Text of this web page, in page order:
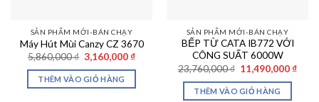
SẢN PHẨM MỚI-BÁN CHẠY
Máy Hút Mùi Canzy CZ 3670
5,860,000₫ Giá
gốc
là:
5,860,000 ₫.
3,160,000 ₫Giá
THÊM VÀO GIỎ HÀNG
SẢN PHẨM MỚI-BÁN CHẠY
BẾP TỪ CATA IB772 VỚI
CÔNG SUẤT 6000W
23,760,000₫ Giá
gốc
là:
23,760,000 ₫.
11,490,000 ₫Giá
THÊM VÀO GIỎ HÀNG